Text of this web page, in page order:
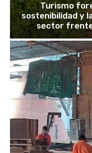
Turismo
sostenibilidad y
sector frente